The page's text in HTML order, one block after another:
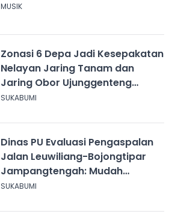
MUSIK
Zonasi 6 Depa Jadi Kesepakatan
Nelayan Jaring Tanam dan
Jaring Obor Ujunggenteng
Sukabumi
SUKABUMI
Dinas PU Evaluasi Pengaspalan
Jalan Leuwiliang-Bojongtipar
Jampangtengah: Mudah
Mengelupas
SUKABUMI